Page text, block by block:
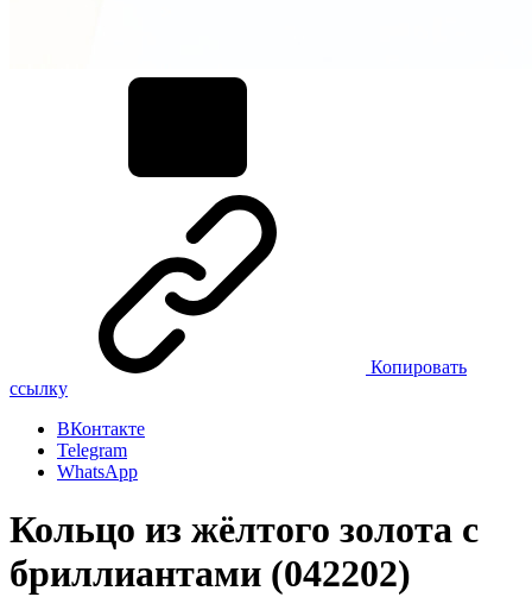
Копировать
ссылку
ВКонтакте
Telegram
WhatsApp
Кольцо из жёлтого золота с
бриллиантами (042202)